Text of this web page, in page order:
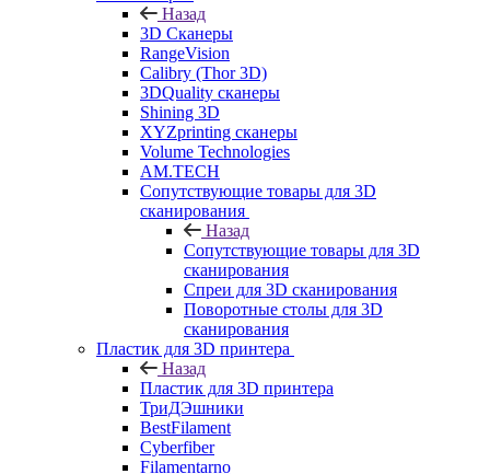
Назад
3D Сканеры
RangeVision
Calibry (Thor 3D)
3DQuality сканеры
Shining 3D
XYZprinting сканеры
Volume Technologies
AM.TECH
Сопутствующие товары для 3D
сканирования
Назад
Сопутствующие товары для 3D
сканирования
Спреи для 3D сканирования
Поворотные столы для 3D
сканирования
Пластик для 3D принтера
Назад
Пластик для 3D принтера
ТриДЭшники
BestFilament
Cyberfiber
Filamentarno